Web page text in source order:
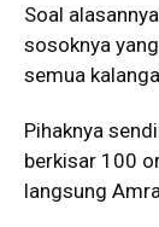
Soal
sosoknya
semua
Pihaknya
berkisar 100
langsung